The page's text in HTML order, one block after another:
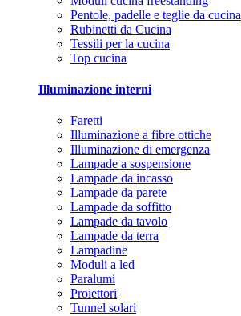
Pentole, padelle e teglie da cucina
Rubinetti da Cucina
Tessili per la cucina
Top cucina
Illuminazione interni
Faretti
Illuminazione a fibre ottiche
Illuminazione di emergenza
Lampade a sospensione
Lampade da incasso
Lampade da parete
Lampade da soffitto
Lampade da tavolo
Lampade da terra
Lampadine
Moduli a led
Paralumi
Proiettori
Tunnel solari